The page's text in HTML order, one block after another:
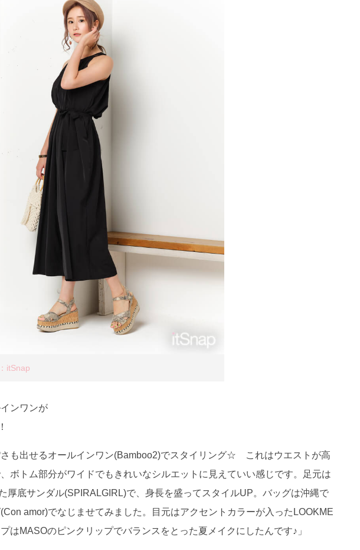
itSnap
ンワンが
さも出せるオールインワン(Bamboo2)でスタイリング☆ これはウエストが高
ボトム部分がワイドでもきれいなシルエットに見えていい感じです。足元は
厚底サンダル(SPIRALGIRL)で、身長を盛ってスタイルUP。バッグは沖縄で
amor)でなじませてみました。目元はアクセントカラーが入ったLOOKME
はMASOのピンクリップでバランスをとった夏メイクにしたんです♪」